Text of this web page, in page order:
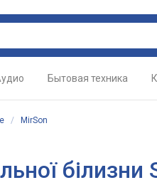
Бытовая техника
/ MirSon